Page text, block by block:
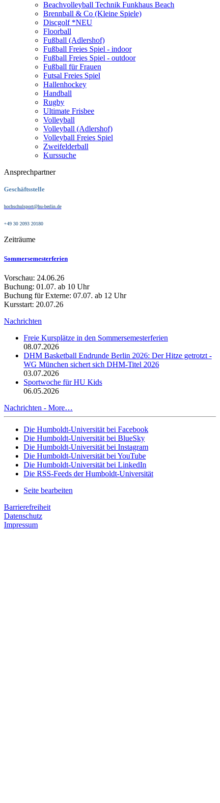
Beachvolleyball Technik Funkhaus Beach
Brennball & Co (Kleine Spiele)
Discgolf *NEU
Floorball
Fußball (Adlershof)
Fußball Freies Spiel - indoor
Fußball Freies Spiel - outdoor
Fußball für Frauen
Futsal Freies Spiel
Hallenhockey
Handball
Rugby
Ultimate Frisbee
Volleyball
Volleyball (Adlershof)
Volleyball Freies Spiel
Zweifelderball
Kurssuche
Ansprechpartner
Geschäftsstelle
hochschulsport@hu-berlin.de
+49 30 2093 20180
Zeiträume
Sommersemesterferien
Vorschau: 24.06.26
Buchung: 01.07. ab 10 Uhr
Buchung für Externe: 07.07. ab 12 Uhr
Kursstart: 20.07.26
Nachrichten
Freie Kursplätze in den Sommersemesterferien
08.07.2026
DHM Basketball Endrunde Berlin 2026: Der Hitze getrotzt -
WG München sichert sich DHM-Titel 2026
03.07.2026
Sportwoche für HU Kids
06.05.2026
Nachrichten - More…
Die Humboldt-Universität bei Facebook
Die Humboldt-Universität bei BlueSky
Die Humboldt-Universität bei Instagram
Die Humboldt-Universität bei YouTube
Die Humboldt-Universität bei LinkedIn
Die RSS-Feeds der Humboldt-Universität
Seite bearbeiten
Barrierefreiheit
Datenschutz
Impressum